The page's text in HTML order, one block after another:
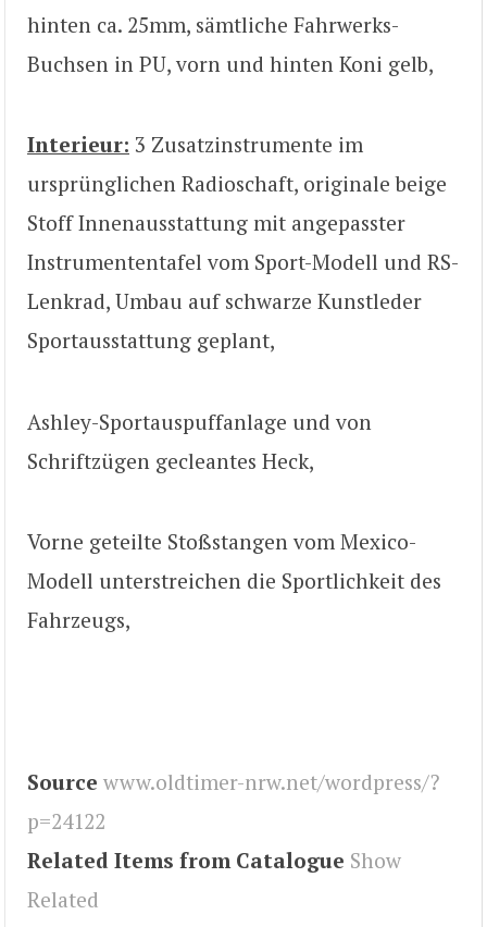
hinten ca. 25mm, sämtliche Fahrwerks-
Buchsen in PU, vorn und hinten Koni gelb,
Interieur: 3 Zusatzinstrumente im
ursprünglichen Radioschaft, originale beige
Stoff Innenausstattung mit angepasster
Instrumententafel vom Sport-Modell und RS-
Lenkrad, Umbau auf schwarze Kunstleder
Sportausstattung geplant,
Ashley-Sportauspuffanlage und von
Schriftzügen gecleantes Heck,
Vorne geteilte Stoßstangen vom Mexico-
Modell unterstreichen die Sportlichkeit des
Fahrzeugs,
Source www.oldtimer-nrw.net/wordpress/?
p=24122
Related Items from Catalogue Show
Related